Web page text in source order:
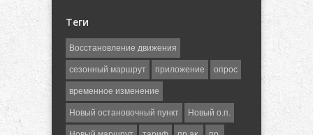
Теги
Восстановление движения
сезонный маршрут приложение опрос
временное изменение
Новый остановочный пункт Новый о.п.